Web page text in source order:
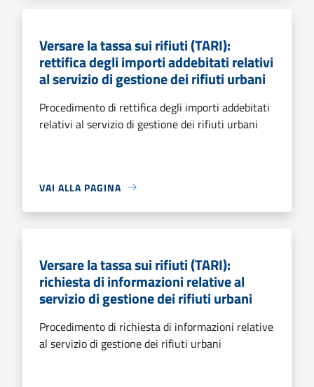
Versare la tassa sui rifiuti (TARI):
rettifica degli importi addebitati relativi
al servizio di gestione dei rifiuti urbani
Procedimento di rettifica degli importi addebitati
relativi al servizio di gestione dei rifiuti urbani
VAI ALLA PAGINA
Versare la tassa sui rifiuti (TARI):
richiesta di informazioni relative al
servizio di gestione dei rifiuti urbani
Procedimento di richiesta di informazioni relative
al servizio di gestione dei rifiuti urbani